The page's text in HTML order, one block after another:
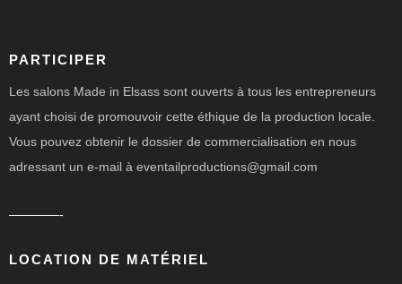
PARTICIPER
Les salons Made in Elsass sont ouverts à tous les entrepreneurs
ayant choisi de promouvoir cette éthique de la production locale.
Vous pouvez obtenir le dossier de commercialisation en nous
adressant un e-mail à eventailproductions@gmail.com
————-
LOCATION DE MATÉRIEL